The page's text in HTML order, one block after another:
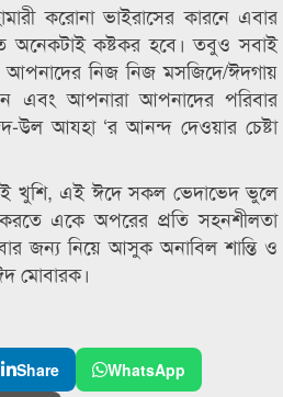
করোনা ভাইরাসের কারনে এবার
অনেকটাই কষ্টকর হবে। তবুও সবাই
আপনাদের নিজ নিজ মসজিদে/ঈদগায়
এবং আপনারা আপনাদের পরিবার
উল আযহা ‘র আনন্দ দেওয়ার চেষ্টা
খুশি, এই ঈদে সকল ভেদাভেদ ভুলে
একে অপরের প্রতি সহনশীলতা
জন্য নিয়ে আসুক অনাবিল শান্তি ও
মোবারক।
Share
WhatsApp